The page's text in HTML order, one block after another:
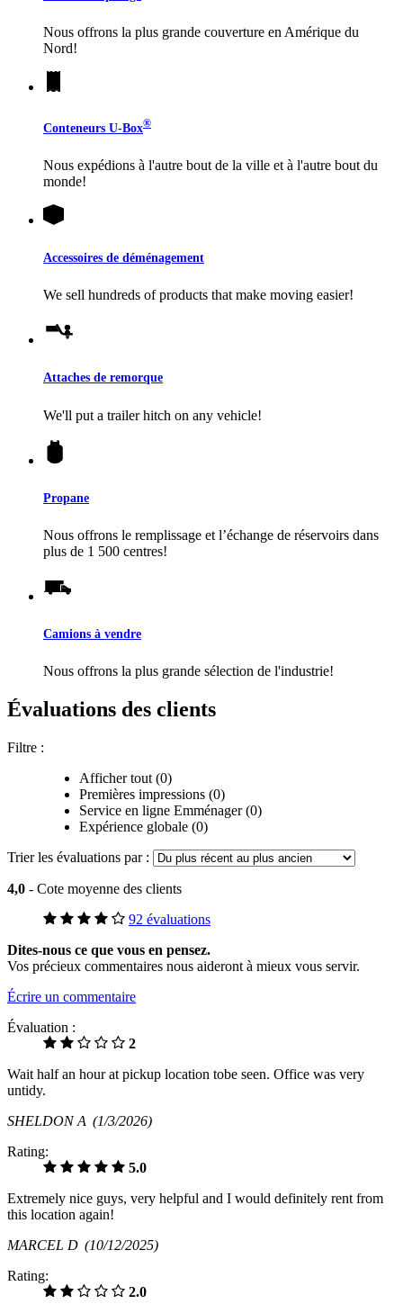
Nous offrons la plus grande couverture en Amérique du
Nord!
Conteneurs U-Box®
Nous expédions à l'autre bout de la ville et à l'autre bout du
monde!
Accessoires de déménagement
We sell hundreds of products that make moving easier!
Attaches de remorque
We'll put a trailer hitch on any vehicle!
Propane
Nous offrons le remplissage et l’échange de réservoirs dans
plus de 1 500 centres!
Camions à vendre
Nous offrons la plus grande sélection de l'industrie!
Évaluations des clients
Filtre :
Afficher tout (0)
Premières impressions (0)
Service en ligne Emménager (0)
Expérience globale (0)
Trier les évaluations par :
4,0 - Cote moyenne des clients
92 évaluations
Dites-nous ce que vous en pensez.
Vos précieux commentaires nous aideront à mieux vous servir.
Écrire un commentaire
Évaluation :
2
Wait half an hour at pickup location tobe seen. Office was very
untidy.
SHELDON A (1/3/2026)
Rating:
5.0
Extremely nice guys, very helpful and I would definitely rent from
this location again!
MARCEL D (10/12/2025)
Rating:
2.0